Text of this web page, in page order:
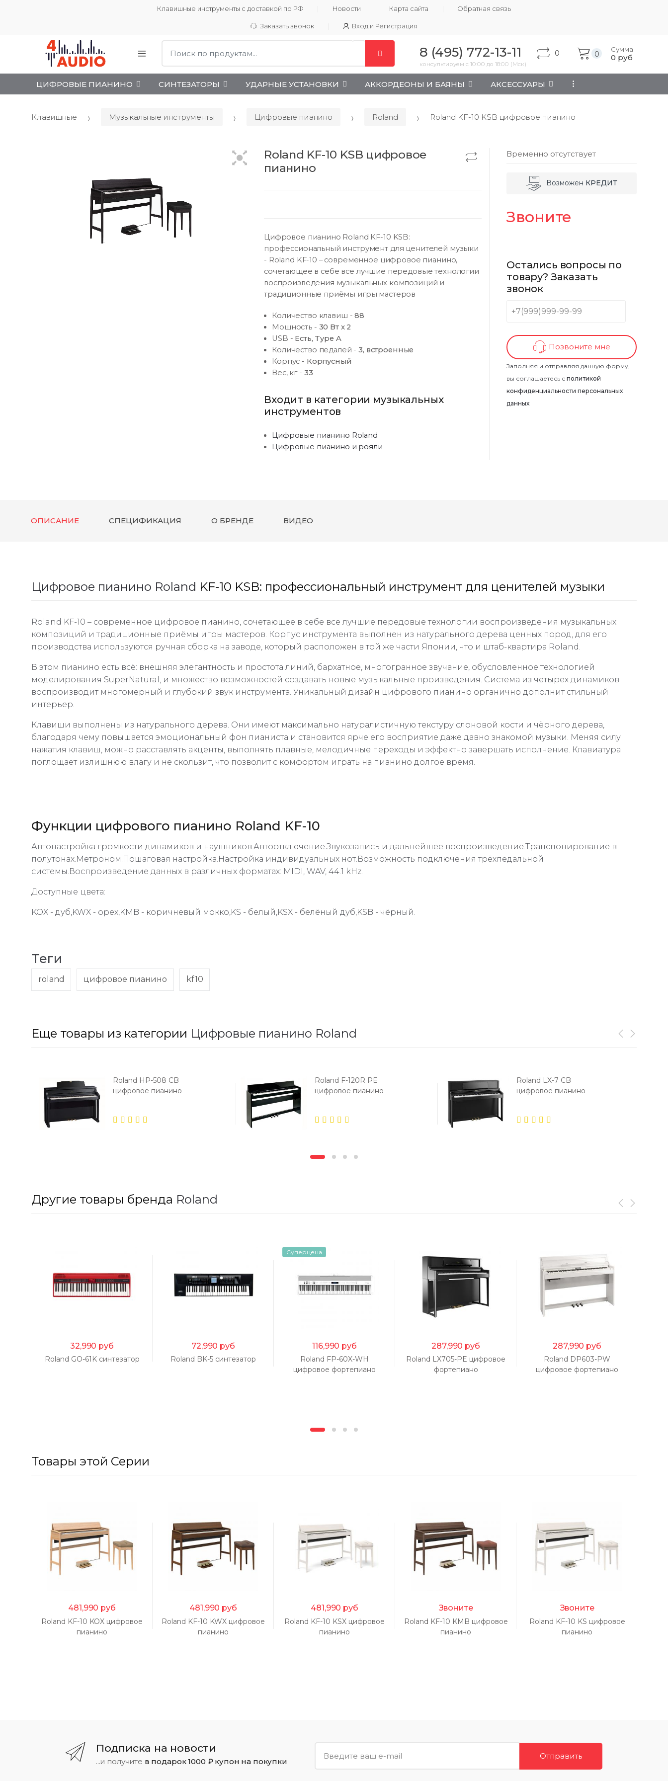
Клавишные инструменты с доставкой по РФ Новости Карта сайта Обратная связь
Заказать звонок Вход и Регистрация
8 (495) 772-13-11
консультируем с 10:00 до 18:00 (Мск)
0 0
Сумма
0 руб
ЦИФРОВЫЕ ПИАНИНО СИНТЕЗАТОРЫ УДАРНЫЕ УСТАНОВКИ АККОРДЕОНЫ И БАЯНЫ АКСЕССУАРЫ ...
Клавишные Музыкальные инструменты Цифровые пианино Roland Roland KF-10 KSB цифровое пианино
Roland KF-10 KSB цифровое
пианино
Цифровое пианино Roland KF-10 KSB:
профессиональный инструмент для ценителей музыки
- Roland KF-10 – современное цифровое пианино,
сочетающее в себе все лучшие передовые технологии
воспроизведения музыкальных композиций и
традиционные приёмы игры мастеров
Количество клавиш -88
Мощность - 30 Вт x 2
USB - Есть, Type A
Количество педалей -3, встроенные
Корпус - Корпусный
Вес, кг - 33
Входит в категории музыкальных
инструментов
Цифровые пианино Roland
Цифровые пианино и рояли
Временно отсутствует
Возможен КРЕДИТ
Звоните
Остались вопросы по
товару? Заказать
звонок
Позвоните мне
Заполняя и отправляя данную форму,
вы соглашаетесь с политикой
конфиденциальности персональных
данных
ОПИСАНИЕ СПЕЦИФИКАЦИЯ О БРЕНДЕ ВИДЕО
Цифровое пианино Roland KF-10 KSB: профессиональный инструмент для ценителей музыки
Roland KF-10 – современное цифровое пианино, сочетающее в себе все лучшие передовые технологии воспроизведения музыкальных
композиций и традиционные приёмы игры мастеров. Корпус инструмента выполнен из натурального дерева ценных пород, для его
производства используются ручная сборка на заводе, который расположен в той же части Японии, что и штаб-квартира Roland.
В этом пианино есть всё: внешняя элегантность и простота линий, бархатное, многогранное звучание, обусловленное технологией
моделирования SuperNatural, и множество возможностей создавать новые музыкальные произведения. Система из четырех динамиков
воспроизводит многомерный и глубокий звук инструмента. Уникальный дизайн цифрового пианино органично дополнит стильный
интерьер.
Клавиши выполнены из натурального дерева. Они имеют максимально натуралистичную текстуру слоновой кости и чёрного дерева,
благодаря чему повышается эмоциональный фон пианиста и становится ярче его восприятие даже давно знакомой музыки. Меняя силу
нажатия клавиш, можно расставлять акценты, выполнять плавные, мелодичные переходы и эффектно завершать исполнение. Клавиатура
поглощает излишнюю влагу и не скользит, что позволит с комфортом играть на пианино долгое время.
Функции цифрового пианино Roland KF-10
Автонастройка громкости динамиков и наушников.Автоотключение.Звукозапись и дальнейшее воспроизведение.Транспонирование в
полутонах.Метроном.Пошаговая настройка.Настройка индивидуальных нот.Возможность подключения трёхпедальной
системы.Воспроизведение данных в различных форматах: MIDI, WAV, 44.1 kHz.
Доступные цвета:
KOX - дуб,KWX - орех,KMB - коричневый мокко,KS - белый,KSX - белёный дуб,KSB - чёрный.
Теги
roland цифровое пианино kf10
Еще товары из категории Цифровые пианино Roland
Roland HP-508 CB
цифровое пианино
Roland F-120R PE
цифровое пианино
Roland LX-7 CB
цифровое пианино
Другие товары бренда Roland
32,990 руб
Roland GO-61K синтезатор
72,990 руб
Roland BK-5 синтезатор
Суперцена
116,990 руб
Roland FP-60X-WH
цифровое фортепиано
287,990 руб
Roland LX705-PE цифровое
фортепиано
287,990 руб
Roland DP603-PW
цифровое фортепиано
Товары этой Серии
481,990 руб
Roland KF-10 KOX цифровое
пианино
481,990 руб
Roland KF-10 KWX цифровое
пианино
481,990 руб
Roland KF-10 KSX цифровое
пианино
Звоните
Roland KF-10 KMB цифровое
пианино
Звоните
Roland KF-10 KS цифровое
пианино
Подписка на новости
...и получите в подарок 1000 ₽ купон на покупки
Отправить